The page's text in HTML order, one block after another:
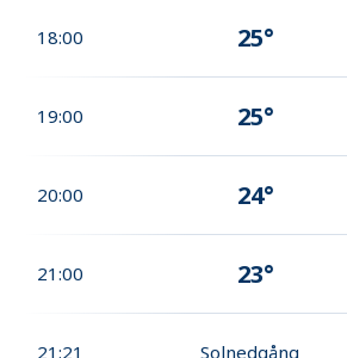
18:00 25°
19:00 25°
20:00 24°
21:00 23°
21:21 Solnedgång